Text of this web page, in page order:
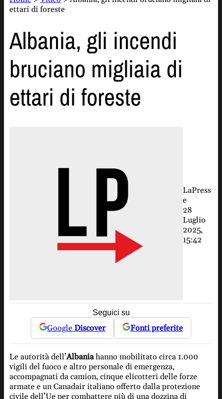
ettari di foreste
Albania, gli incendi
bruciano migliaia di
ettari di foreste
LaPress
e
28
Luglio
2025,
15:42
Seguici su
Google Discover Fonti preferite
Le autorità dell’Albaniahanno mobilitato circa 1.000
vigili del fuoco e altro personale di emergenza,
accompagnati da camion, cinque elicotteri delle forze
armate e un Canadair italiano offerto dalla protezione
civile dell’Ue per combattere più di una dozzina di